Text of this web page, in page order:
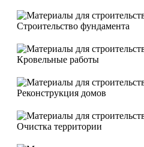
Строительство фундамента
Кровельные работы
Реконструкция домов
Очистка территории